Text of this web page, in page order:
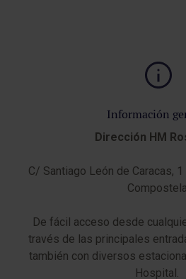
Información
Dirección HM
​​​​​C/ Santiago León de Caracas,
Compostela
De fácil acceso desde
través de las principales
también con diversos
Hospital.